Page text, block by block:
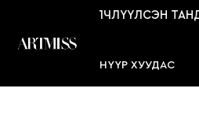
ЫГ СОНГОН ҮЙЛЧЛҮҮЛСЭН ТАНД
НҮҮР ХУУДАС